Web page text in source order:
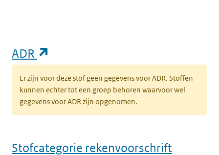
ADR
Er zijn voor deze stof geen gegevens voor ADR. Stoffen
kunnen echter tot een groep behoren waarvoor wel
gegevens voor ADR zijn opgenomen.
Stofcategorie rekenvoorschrift